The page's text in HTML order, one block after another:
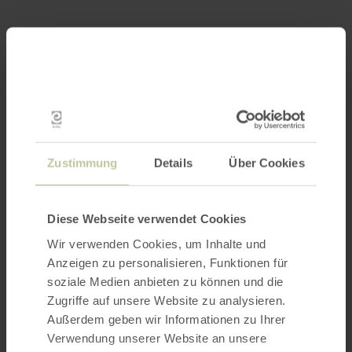
Zustimmung Details Über Cookies
Diese Webseite verwendet Cookies
Wir verwenden Cookies, um Inhalte und
Anzeigen zu personalisieren, Funktionen für
soziale Medien anbieten zu können und die
Zugriffe auf unsere Website zu analysieren.
Außerdem geben wir Informationen zu Ihrer
Verwendung unserer Website an unsere